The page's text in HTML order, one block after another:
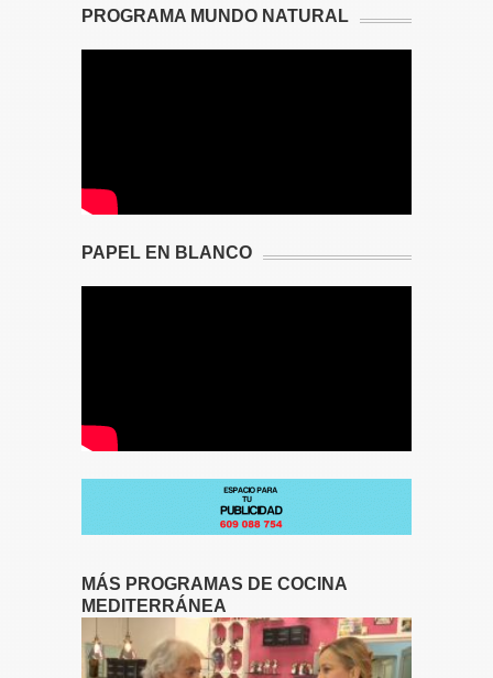
PROGRAMA MUNDO NATURAL
PAPEL EN BLANCO
MÁS PROGRAMAS DE COCINA
MEDITERRÁNEA